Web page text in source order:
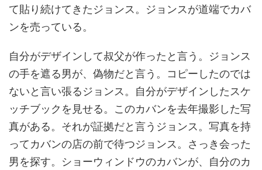
て貼り続けてきたジョンス。ジョンスが道端でカバ
ンを売っている。
自分がデザインして叔父が作ったと言う。ジョンス
の手を遮る男が、偽物だと言う。コピーしたのでは
ないと言い張るジョンス。自分がデザインしたスケ
ッチブックを見せる。このカバンを去年撮影した写
真がある。それが証拠だと言うジョンス。写真を持
ってカバンの店の前で待つジョンス。さっき会った
男を探す。ショーウィンドウのカバンが、自分のカ